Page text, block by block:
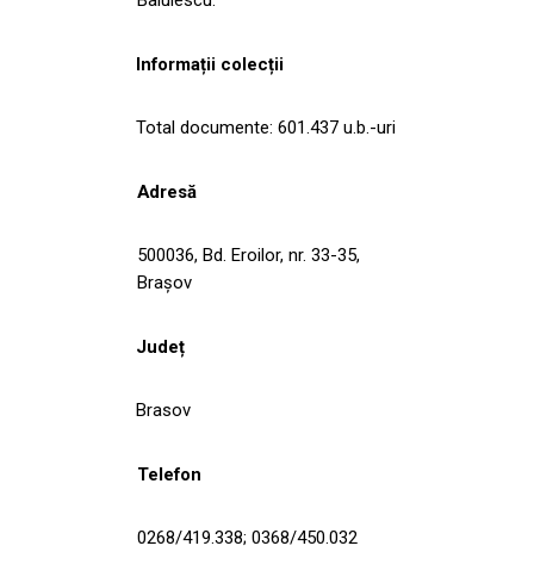
Informații colecții
Total documente: 601.437 u.b.-uri
Adresă
500036, Bd. Eroilor, nr. 33-35,
Braşov
Județ
Brasov
Telefon
0268/419.338; 0368/450.032